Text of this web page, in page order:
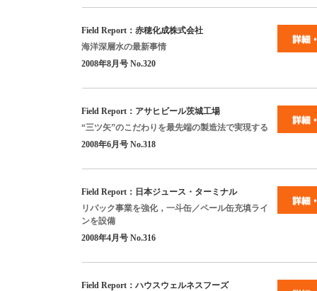
Field Report ：赤穂化成株式会社
海洋深層水の最新事情
2008年8月号 No.320
Field Report ：アサヒビール茨城工場
“三ツ矢”のこだわりを最先端の製造法で実現する
2008年6月号 No.318
Field Report ：日本ジュース・ターミナル
リパック事業を強化，一斗缶／ペール缶充填ライ
ンを設備
2008年4月号 No.316
Field Report ：ハウスウェルネスフーズ